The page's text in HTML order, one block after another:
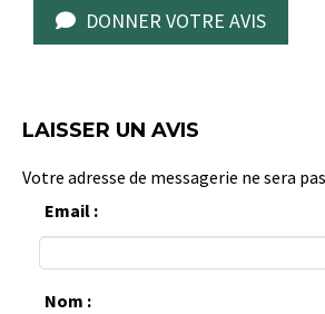
DONNER VOTRE AVIS
LAISSER UN AVIS
Votre adresse de messagerie ne sera
Email :
Nom :